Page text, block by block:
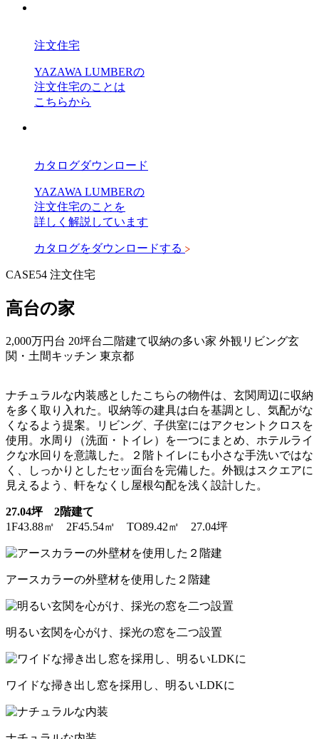
注文住宅
YAZAWA LUMBERの
注文住宅のことは
こちらから
カタログダウンロード
YAZAWA LUMBERの
注文住宅のことを
詳しく解説しています
カタログをダウンロードする
CASE54 注文住宅
高台の家
2,000万円台 20坪台 二階建て収納の多い家 外観リビング玄
関・土間キッチン 東京都
ナチュラルな内装感としたこちらの物件は、玄関周辺に収納
を多く取り入れた。収納等の建具は白を基調とし、気配がな
くなるよう提案。リビング、子供室にはアクセントクロスを
使用。水周り（洗面・トイレ）を一つにまとめ、ホテルライ
クな水回りを意識した。２階トイレにも小さな手洗いではな
く、しっかりとしたセッ面台を完備した。外観はスクエアに
見えるよう、軒をなくし屋根勾配を浅く設計した。
27.04坪 2階建て
1F43.88㎡ 2F45.54㎡ TO89.42㎡ 27.04坪
アースカラーの外壁材を使用した２階建
明るい玄関を心がけ、採光の窓を二つ設置
ワイドな掃き出し窓を採用し、明るいLDKに